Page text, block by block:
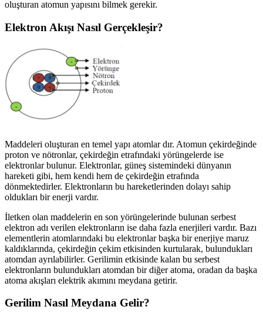
oluşturan atomun yapısını bilmek gerekir.
Elektron Akışı Nasıl Gerçekleşir?
Maddeleri oluşturan en temel yapı atomlar dır. Atomun çekirdeğinde
proton ve nötronlar, çekirdeğin etrafındaki yörüngelerde ise
elektronlar bulunur. Elektronlar, güneş sistemindeki dünyanın
hareketi gibi, hem kendi hem de çekirdeğin etrafında
dönmektedirler. Elektronların bu hareketlerinden dolayı sahip
oldukları bir enerji vardır.
İletken olan maddelerin en son yörüngelerinde bulunan serbest
elektron adı verilen elektronların ise daha fazla enerjileri vardır. Bazı
elementlerin atomlarındaki bu elektronlar başka bir enerjiye maruz
kaldıklarında, çekirdeğin çekim etkisinden kurtularak, bulundukları
atomdan ayrılabilirler. Gerilimin etkisinde kalan bu serbest
elektronların bulundukları atomdan bir diğer atoma, oradan da başka
atoma akışları elektrik akımını meydana getirir.
Gerilim Nasıl Meydana Gelir?